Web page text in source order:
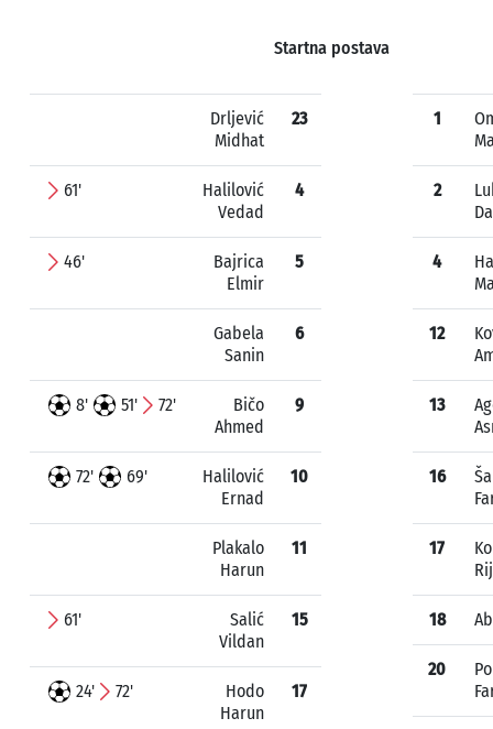
Startna postava
Drljević
Midhat
23
61'
Halilović
Vedad
4
46'
Bajrica
Elmir
5
Gabela
Sanin
6
8' 51' 72'
Bičo
Ahmed
9
72' 69'
Halilović
Ernad
10
Plakalo
Harun
11
61'
Salić
Vildan
15
24' 72'
Hodo
Harun
17
1
2
4
12
13
16
17
18
20